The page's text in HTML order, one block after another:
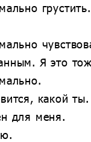
Я это
какой ты.
для меня.